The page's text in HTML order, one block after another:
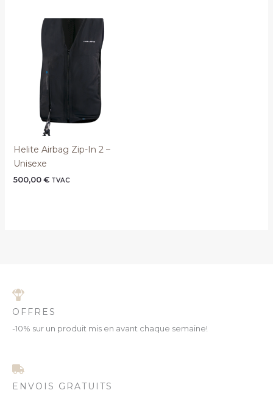
Helite Airbag Zip-In 2 –
Unisexe
500,00 € TVAC
OFFRES
-10% sur un produit mis en avant chaque semaine!
ENVOIS GRATUITS